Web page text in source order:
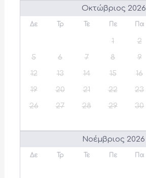
Οκτώβριος 2026
Δε Τρ Τε Πε Πα
1 2
5
6 7 8 9
12
13 14 15 16
19
20 21 22 23
26
27 28 29 30
Νοέμβριος 2026
Δε Τρ Τε Πε Πα